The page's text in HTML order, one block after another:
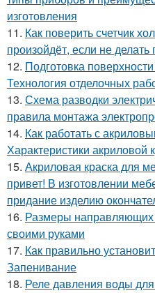
изготовления
11. Как поверить счетчик
произойдёт, если не делать
12. Подготовка
Технология отделочных
13. Схема разводки
правила монтажа
14. Как работать с
Характеристики акриловой
15. Акриловая краска для
привет! В изготовлении
придание изделию
16. Размеры
своими руками
17. Как правильно
Запенивание
18. Реле давления воды